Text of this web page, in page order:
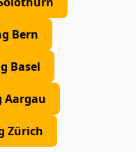
Bern
Basel
Aargau
Zürich